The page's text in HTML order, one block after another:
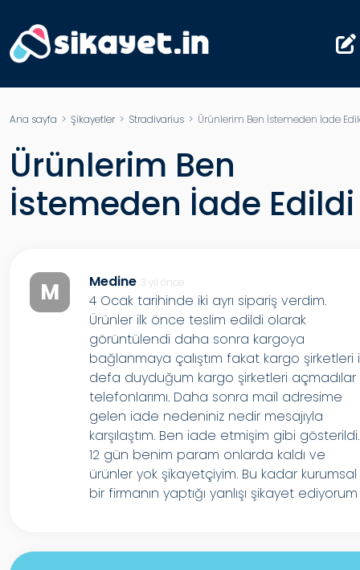
Ana sayfa > Şikayetler> Stradivarius > Ürünlerim Ben İstemeden İade
Ürünlerim Ben
İstemeden İade Edildi
M Medine 3 yıl önce
4 Ocak tarihinde iki ayrı sipariş verdim.
Ürünler ilk önce teslim edildi olarak
görüntülendi daha sonra kargoya
bağlanmaya çalıştım fakat kargo şirketleri
defa duyduğum kargo şirketleri açmadılar
telefonlarımı. Daha sonra mail adresime
gelen iade nedeniniz nedir mesajıyla
karşılaştım. Ben iade etmişim gibi gösterildi.
12 gün benim param onlarda kaldı ve
ürünler yok şikayetçiyim. Bu kadar kurumsal
bir firmanın yaptığı yanlışı şikayet ediyorum